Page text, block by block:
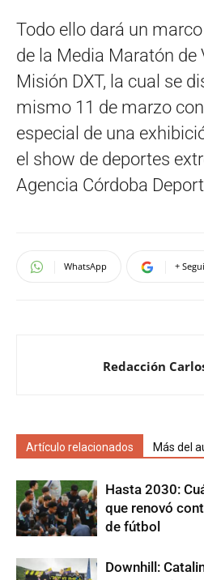
Todo ello dará un
de la Media Maratón de
Misión DXT, la cual se
mismo 11 de marzo
especial de una
el show de deportes
Agencia Córdoba
WhatsApp +
Redacción
Artículo relacionados Más del
Hasta 2030:
que renovó
de fútbol
Downhill: